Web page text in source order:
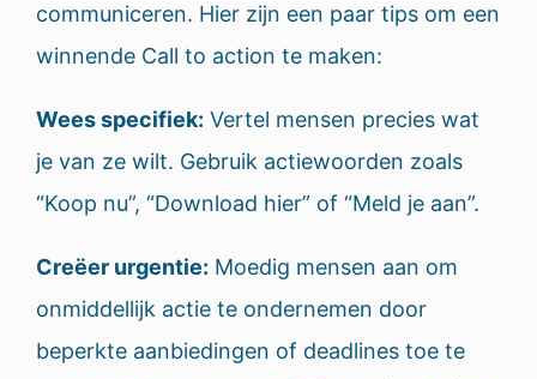
communiceren. Hier zijn een paar tips om een
​​winnende Call to action te maken:
Wees specifiek: Vertel mensen precies wat
je van ze wilt. Gebruik actiewoorden zoals
“Koop nu”, “Download hier” of “Meld je aan”.
Creëer urgentie: Moedig mensen aan om
onmiddellijk actie te ondernemen door
beperkte aanbiedingen of deadlines toe te